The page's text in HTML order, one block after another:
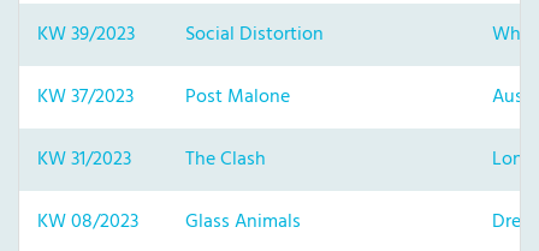
KW 39/2023
Social Distortion
KW 37/2023
Post Malone
KW 31/2023
The Clash
KW 08/2023
Glass Animals